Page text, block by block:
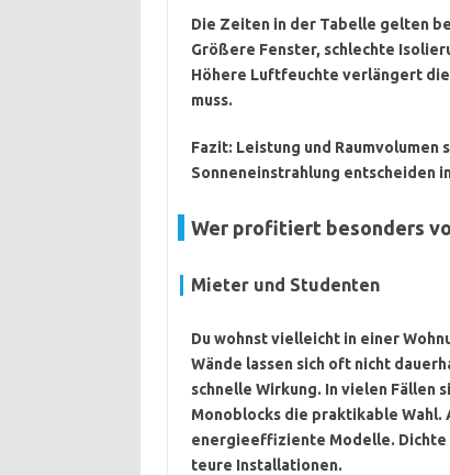
Die Zeiten in der Tabelle gelten
Größere Fenster, schlechte
Höhere Luftfeuchte verlängert
muss.
Fazit: Leistung und Raumvolumen
Sonneneinstrahlung entscheiden
Wer profitiert besonders
Mieter und Studenten
Du wohnst vielleicht in einer
Wände lassen sich oft nicht
schnelle Wirkung. In vielen Fällen
Monoblocks die praktikable Wahl.
energieeffiziente Modelle. Dichte
teure Installationen.